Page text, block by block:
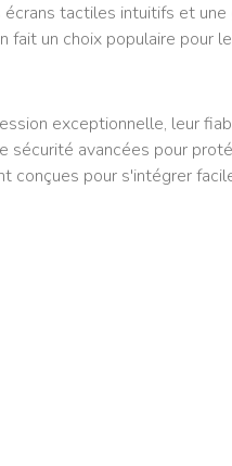
tactiles intuitifs et
un choix populaire pour
exceptionnelle, leur
avancées pour
pour s'intégrer